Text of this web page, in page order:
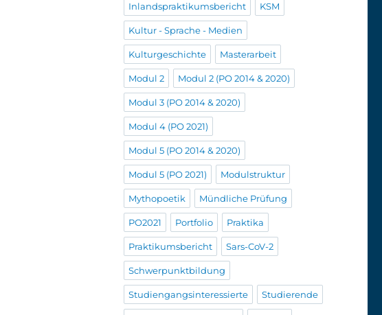
Inlandspraktikumsbericht KSM
Kultur - Sprache - Medien
Kulturgeschichte Masterarbeit
Modul 2 Modul 2 (PO 2014 & 2020)
Modul 3 (PO 2014 & 2020)
Modul 4 (PO 2021)
Modul 5 (PO 2014 & 2020)
Modul 5 (PO 2021) Modulstruktur
Mythopoetik Mündliche Prüfung
PO2021 Portfolio Praktika
Praktikumsbericht Sars-CoV-2
Schwerpunktbildung
Studiengangsinteressierte Studierende